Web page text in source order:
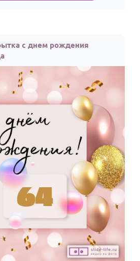
с днем рождения